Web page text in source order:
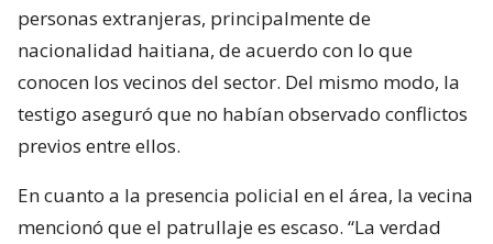
personas extranjeras, principalmente de
nacionalidad haitiana, de acuerdo con lo que
conocen los vecinos del sector. Del mismo modo, la
testigo aseguró que no habían observado conflictos
previos entre ellos.
En cuanto a la presencia policial en el área, la vecina
mencionó que el patrullaje es escaso. “La verdad